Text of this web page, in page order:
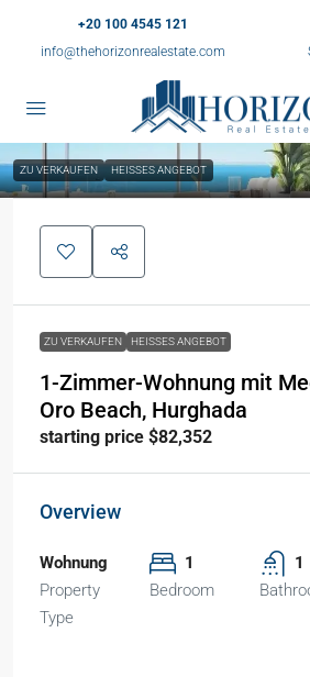
+20 100 4545 121
info@thehorizonrealestate.com
ZU VERKAUFEN HEISSES ANGEBOT
ZU VERKAUFEN HEISSES ANGEBOT
1-Zimmer-Wohnung mit
Oro Beach, Hurghada
starting price $82,352
Overview
Wohnung
Property
Type
1
Bedroom
1